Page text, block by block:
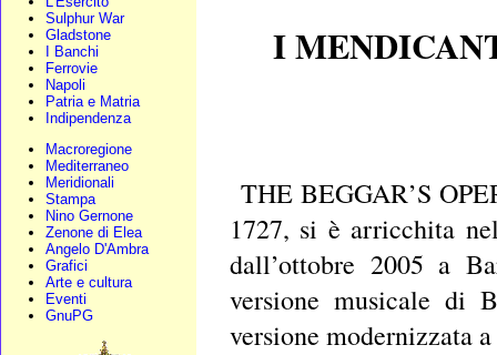
Sulphur War
Gladstone
I Banchi
Ferrovie
Napoli
Patria e Matria
Indipendenza
Macroregione
Mediterraneo
Meridionali
Stampa
Nino Gernone
Zenone di Elea
Angelo D'Ambra
Grafici
Arte e cultura
Eventi
GnuPG
I
THE BEGGAR’S
1727, si è arricchita
dall’ottobre 2005 a
versione musicale di
versione modernizzata